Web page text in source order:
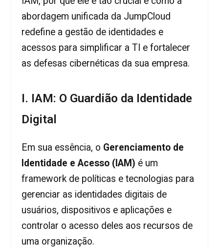
abordagem unificada da JumpCloud
redefine a gestão de identidades e
acessos para simplificar a TI e fortalecer
as defesas cibernéticas da sua empresa.
I. IAM: O Guardião da Identidade
Digital
Em sua essência, o Gerenciamento de
Identidade e Acesso (IAM) é um
framework de políticas e tecnologias para
gerenciar as identidades digitais de
usuários, dispositivos e aplicações e
controlar o acesso deles aos recursos de
uma organização.